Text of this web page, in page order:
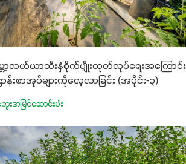
ာ့လယ်ယာသီးနှံစိုက်ပျိုးထုတ်လုပ်ရေးအကြောင်း
ာန်းစာအုပ်များကိုလေ့လာခြင်း (အပိုင်း-၃)
းအမြင်ဆောင်းပါး